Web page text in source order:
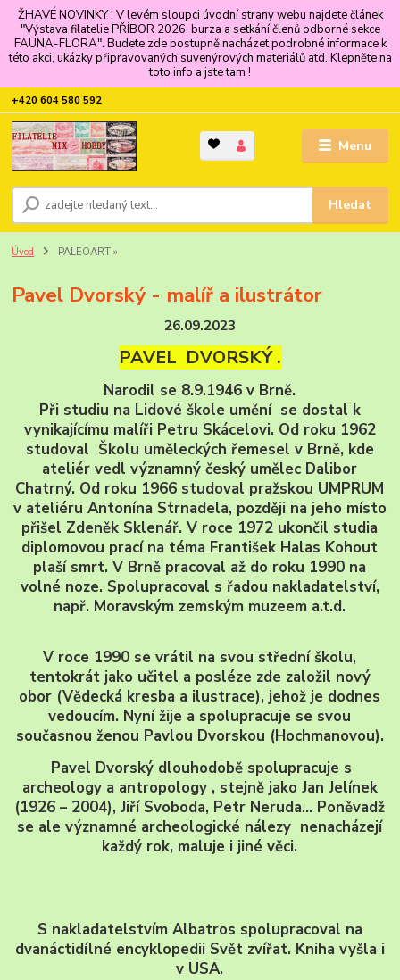
ŽHAVÉ NOVINKY : V levém sloupci úvodní strany webu najdete článek
"Výstava filatelie PŘÍBOR 2026, burza a setkání členů odborné sekce
FAUNA-FLORA". Budete zde postupně nacházet podrobné informace k
této akci, ukázky připravovaných suvenýrových materiálů atd. Klepněte na
toto info a jste tam !
Menu
Hledat
+420 604 580 592
Úvod PALEOART »
Pavel Dvorský - malíř a ilustrátor
26.09.2023
PAVEL DVORSKÝ.
Narodil se 8.9.1946 v Brně.
Při studiu na Lidové škole umění se dostal k
vynikajícímu malíři Petru Skácelovi. Od roku 1962
studoval Školu uměleckých řemesel v Brně, kde
ateliér vedl významný český umělec Dalibor
Chatrný. Od roku 1966 studoval pražskou UMPRUM
v ateliéru Antonína Strnadela, později na jeho místo
přišel Zdeněk Sklenář. V roce 1972 ukončil studia
diplomovou prací na téma František Halas Kohout
plaší smrt. V Brně pracoval až do roku 1990 na
volné noze. Spolupracoval s řadou nakladatelství,
např. Moravským zemským muzeem a.t.d.
V roce 1990 se vrátil na svou střední školu,
tentokrát jako učitel a posléze zde založil nový
obor (Vědecká kresba a ilustrace), jehož je dodnes
vedoucím. Nyní žije a spolupracuje se svou
současnou ženou Pavlou Dvorskou (Hochmanovou).
Pavel Dvorský dlouhodobě spolupracuje s
archeology a antropology , stejně jako Jan Jelínek
(1926 – 2004), Jiří Svoboda, Petr Neruda… Poněvadž
se ale významné archeologické nálezy nenacházejí
každý rok, maluje i jiné věci.
S nakladatelstvím Albatros spolupracoval na
dvanáctidílné encyklopedii Svět zvířat. Kniha vyšla i
v USA.